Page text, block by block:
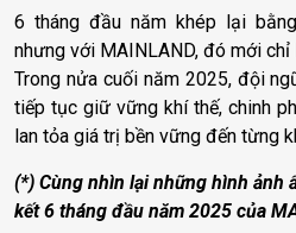
6 tháng đầu năm khép lại
nhưng với MAINLAND, đó mới chỉ
Trong nửa cuối năm 2025, đội
tiếp tục giữ vững khí thế, chinh
lan tỏa giá trị bền vững đến từng
(*) Cùng nhìn lại những hình ảnh
kết 6 tháng đầu năm 2025 của